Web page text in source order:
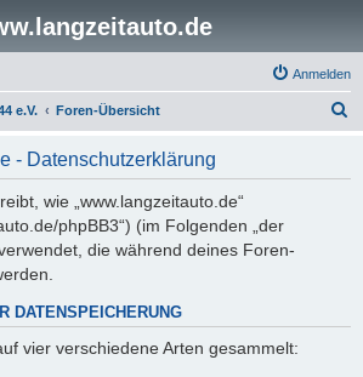
Anmelden
e.V. Foren-Übersicht
- Datenschutzerklärung
wie „www.langzeitauto.de“
phpBB3“) (im Folgenden „der
die während deines Foren-
DATENSPEICHERUNG
vier verschiedene Arten gesammelt: